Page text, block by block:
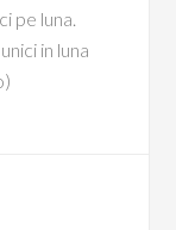
pe luna.
in luna